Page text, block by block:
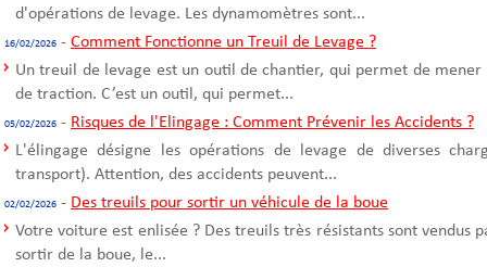
d'opérations de levage. Les dynamomètres sont...
16/02/2026 - Comment Fonctionne un Treuil de Levage ?
Un treuil de levage est un outil de chantier, qui permet de
de traction. C’est un outil, qui permet...
05/02/2026 - Risques de l'Elingage : Comment Prévenir les Accidents ?
L'élingage désigne les opérations de levage de diverses
transport). Attention, des accidents peuvent...
02/02/2026 - Des treuils pour sortir un véhicule de la boue
Votre voiture est enlisée ? Des treuils très résistants sont vendus
sortir de la boue, le...